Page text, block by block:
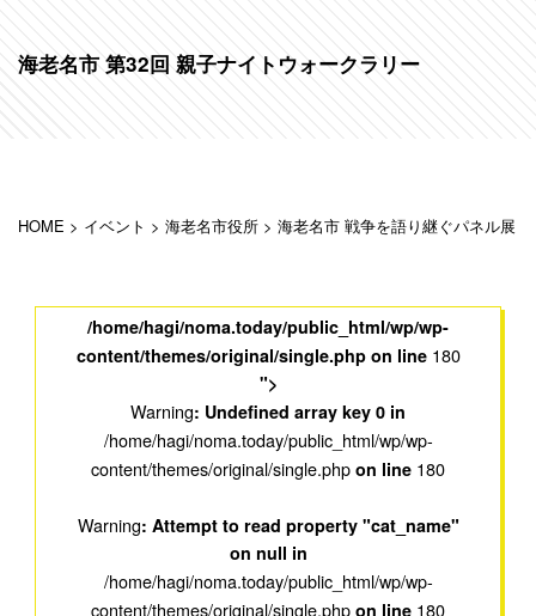
海老名市 第32回 親子ナイトウォークラリー
HOME > イベント > 海老名市役所 > 海老名市 戦争を語り継ぐパネル展
/home/hagi/noma.today/public_html/wp/wp-
content/themes/original/single.php on line 180
">
Warning: Undefined array key 0 in
/home/hagi/noma.today/public_html/wp/wp-
content/themes/original/single.php on line 180
Warning: Attempt to read property "cat_name"
on null in
/home/hagi/noma.today/public_html/wp/wp-
content/themes/original/single.php on line 180